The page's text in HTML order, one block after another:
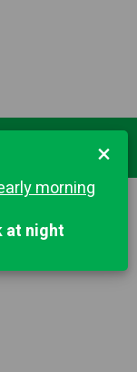
×
morning
at night